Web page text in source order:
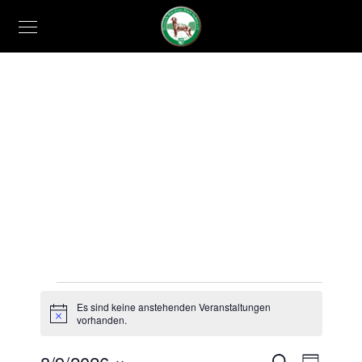
Veranstaltungen
Hinweis
Es sind keine anstehenden Veranstaltungen
vorhanden.